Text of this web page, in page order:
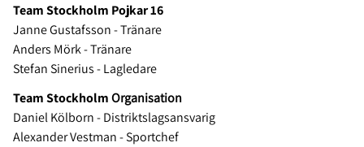
Team Stockholm Pojkar 16
Janne Gustafsson - Tränare
Anders Mörk - Tränare
Stefan Sinerius - Lagledare
Team StockholmOrganisation
Daniel Kölborn - Distriktslagsansvarig
Alexander Vestman - Sportchef